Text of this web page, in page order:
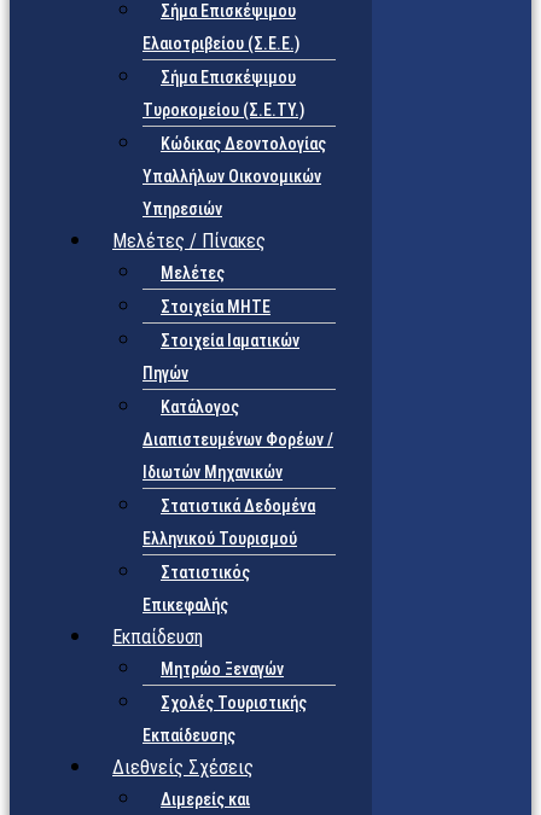
Σήμα Επισκέψιμου
Ελαιοτριβείου (Σ.Ε.Ε.)
Σήμα Επισκέψιμου
Τυροκομείου (Σ.Ε.TY.)
Κώδικας Δεοντολογίας
Υπαλλήλων Οικονομικών
Υπηρεσιών
Μελέτες / Πίνακες
Μελέτες
Στοιχεία ΜΗΤΕ
Στοιχεία Ιαματικών
Πηγών
Κατάλογος
Διαπιστευμένων Φορέων /
Ιδιωτών Μηχανικών
Στατιστικά Δεδομένα
Ελληνικού Τουρισμού
Στατιστικός
Επικεφαλής
Εκπαίδευση
Μητρώο Ξεναγών
Σχολές Τουριστικής
Εκπαίδευσης
Διεθνείς Σχέσεις
Διμερείς και